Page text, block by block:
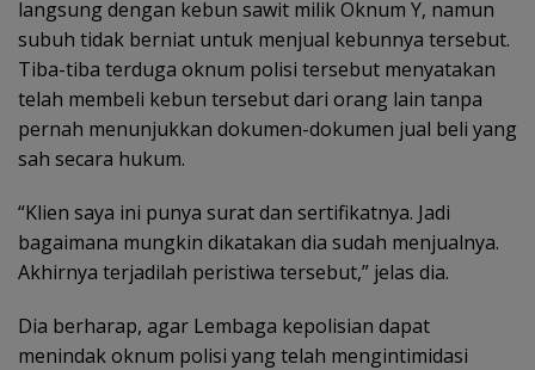
langsung dengan kebun sawit milik Oknum Y, namun
subuh tidak berniat untuk menjual kebunnya tersebut.
Tiba-tiba terduga oknum polisi tersebut menyatakan
telah membeli kebun tersebut dari orang lain tanpa
pernah menunjukkan dokumen-dokumen jual beli yang
sah secara hukum.
“Klien saya ini punya surat dan sertifikatnya. Jadi
bagaimana mungkin dikatakan dia sudah menjualnya.
Akhirnya terjadilah peristiwa tersebut,” jelas dia.
Dia berharap, agar Lembaga kepolisian dapat
menindak oknum polisi yang telah mengintimidasi